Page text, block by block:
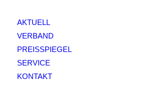
AKTUELL
VERBAND
PREISSPIEGEL
SERVICE
KONTAKT